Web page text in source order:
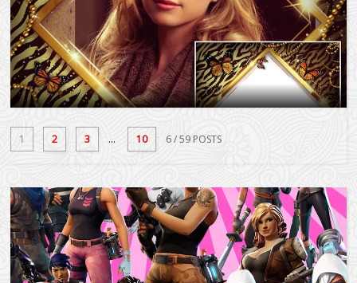
1 2 3 ... 10 6/ 59 POSTS